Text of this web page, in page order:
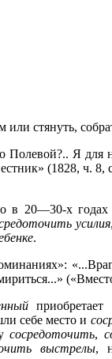
или стянуть,
Я для
(1828, ч.
в 20—30-х годах
усилия
.
инаниях»:
себе место и
сосредоточить,
выстрелы,